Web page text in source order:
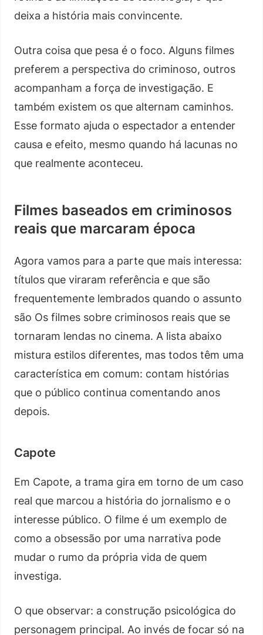
deixa a história mais convincente.
Outra coisa que pesa é o foco. Alguns filmes
preferem a perspectiva do criminoso, outros
acompanham a força de investigação. E
também existem os que alternam caminhos.
Esse formato ajuda o espectador a entender
causa e efeito, mesmo quando há lacunas no
que realmente aconteceu.
Filmes baseados em criminosos
reais que marcaram época
Agora vamos para a parte que mais interessa:
títulos que viraram referência e que são
frequentemente lembrados quando o assunto
são Os filmes sobre criminosos reais que se
tornaram lendas no cinema. A lista abaixo
mistura estilos diferentes, mas todos têm uma
característica em comum: contam histórias
que o público continua comentando anos
depois.
Capote
Em Capote, a trama gira em torno de um caso
real que marcou a história do jornalismo e o
interesse público. O filme é um exemplo de
como a obsessão por uma narrativa pode
mudar o rumo da própria vida de quem
investiga.
O que observar: a construção psicológica do
personagem principal. Ao invés de focar só na